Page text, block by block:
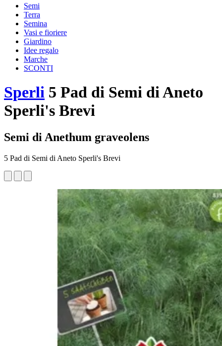
Semi
Terra
Semina
Vasi e fioriere
Giardino
Idee regalo
Marche
SCONTI
Sperli 5 Pad di Semi di Aneto
Sperli's Brevi
Semi di Anethum graveolens
5 Pad di Semi di Aneto Sperli's Brevi